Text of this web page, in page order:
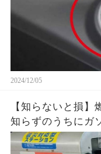
2024/12/05
【知らないと損
知らずのうちにガ
日々の家計節約の